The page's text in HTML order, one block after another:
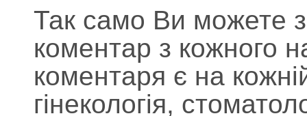
Так само Ви можете
коментар з кожного
коментаря є на
гінекологія,